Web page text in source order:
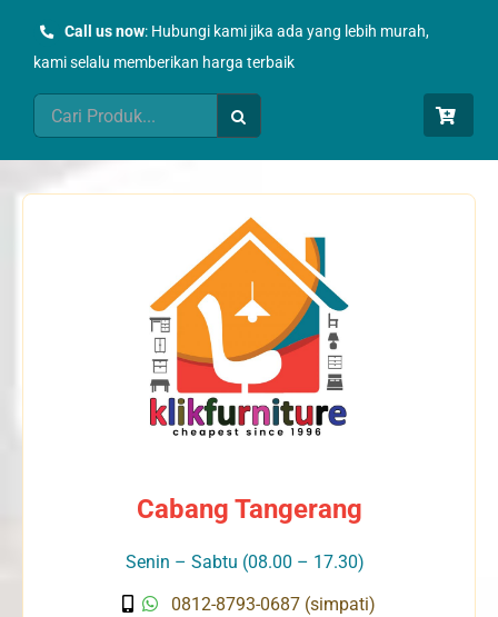
Call us now: Hubungi kami jika ada yang lebih murah,
kami selalu memberikan harga terbaik
Search
for:
Cabang Tangerang
Senin – Sabtu (08.00 – 17.30)
0812-8793-0687 (simpati)